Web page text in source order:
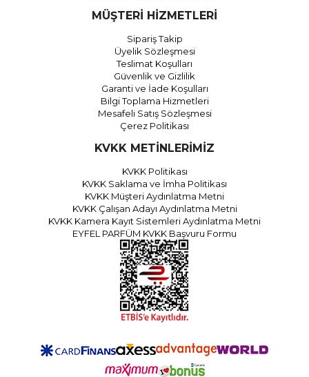
MÜŞTERİ HİZMETLERİ
Sipariş Takip
Üyelik Sözleşmesi
Teslimat Koşulları
Güvenlik ve Gizlilik
Garanti ve İade Koşulları
Bilgi Toplama Hizmetleri
Mesafeli Satış Sözleşmesi
Çerez Politikası
KVKK METİNLERİMİZ
KVKK Politikası
KVKK Saklama ve İmha Politikası
KVKK Müşteri Aydınlatma Metni
KVKK Çalışan Adayı Aydınlatma Metni
KVKK Kamera Kayıt Sistemleri Aydınlatma Metni
EYFEL PARFÜM KVKK Başvuru Formu